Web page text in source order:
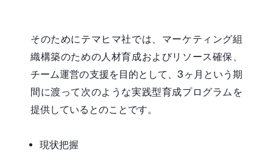
そのためにテマヒマ社では、マーケティング組
織構築のための人材育成およびリソース確保、
チーム運営の支援を目的として、3ヶ月という期
間に渡って次のような実践型育成プログラムを
提供しているとのことです。
現状把握